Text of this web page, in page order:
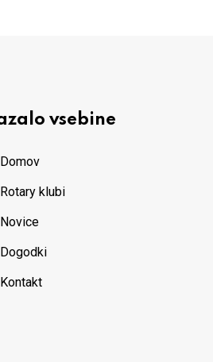
vsebine
Domov
Rotary klubi
Novice
Dogodki
Kontakt